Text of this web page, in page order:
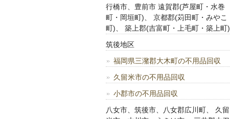
行橋市、豊前市 遠賀郡(芦屋町・水巻
町・岡垣町)、 京都郡(苅田町・みやこ
町)、 築上郡(吉富町・上毛町・築上町)
筑後地区
福岡県三潴郡大木町の不用品回収
久留米市の不用品回収
小郡市の不用品回収
八女市、筑後市、八女郡広川町、 久留